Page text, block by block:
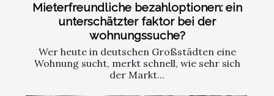
Mieterfreundliche bezahloptionen: ein
unterschätzter faktor bei der
wohnungssuche?
Wer heute in deutschen Großstädten eine
Wohnung sucht, merkt schnell, wie sehr sich
der Markt...